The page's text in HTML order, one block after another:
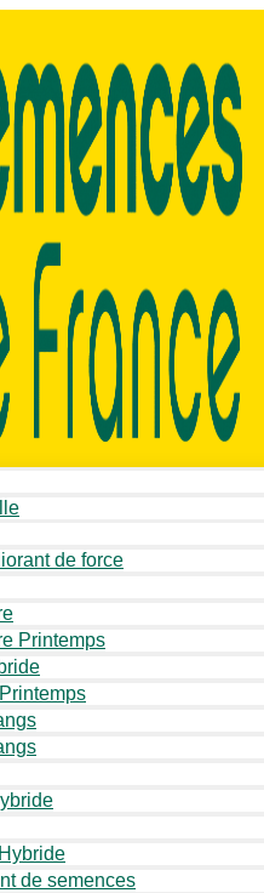
de force
Printemps
de semences